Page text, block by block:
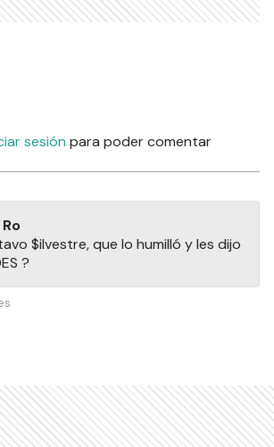
sesión para poder comentar
$ilvestre, que lo humilló y les dijo
?